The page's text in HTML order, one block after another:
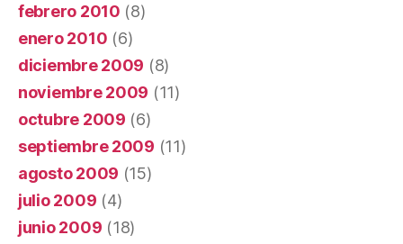
febrero 2010 (8)
enero 2010 (6)
diciembre 2009 (8)
noviembre 2009 (11)
octubre 2009 (6)
septiembre 2009 (11)
agosto 2009 (15)
julio 2009 (4)
junio 2009 (18)